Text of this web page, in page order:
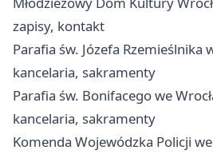
zapisy, kontakt
Parafia św. Józefa Rzemieślnika
kancelaria, sakramenty
Parafia św. Bonifacego we
kancelaria, sakramenty
Komenda Wojewódzka Policji